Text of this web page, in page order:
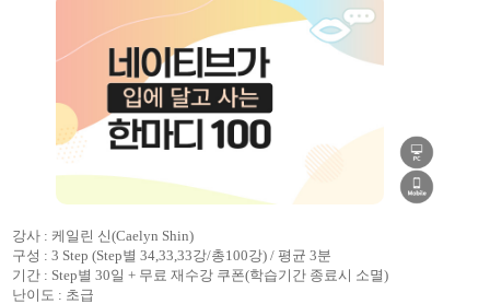
강사 : 케일린 신(Caelyn Shin)
구성 : 3 Step (Step별 34,33,33강/총100강) / 평균 3분
기간 : Step별 30일 + 무료 재수강 쿠폰(학습기간 종료시 소멸)
난이도 : 초급